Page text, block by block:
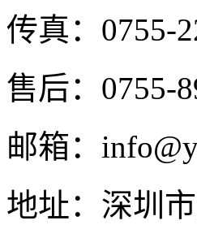
传真： 0755-
售后： 0755-
邮箱：
地址： 深圳